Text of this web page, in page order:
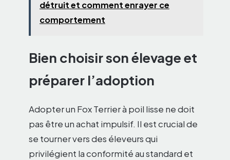
détruit et comment enrayer ce
comportement
Bien choisir son élevage et
préparer l’adoption
Adopter un Fox Terrier à poil lisse ne doit
pas être un achat impulsif. Il est crucial de
se tourner vers des éleveurs qui
privilégient la conformité au standard et